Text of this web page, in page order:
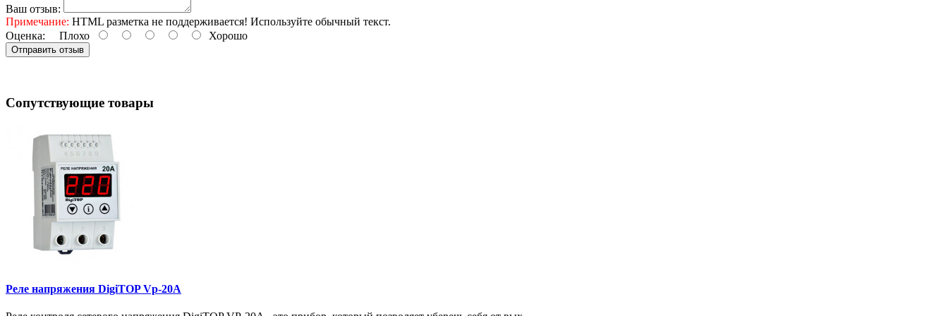
Ваш отзыв:
Примечание: HTML разметка не поддерживается! Используйте обычный текст.
Оценка: Плохо Хорошо
Отправить отзыв
Сопутствующие товары
Реле напряжения DigiTOP Vp-20A